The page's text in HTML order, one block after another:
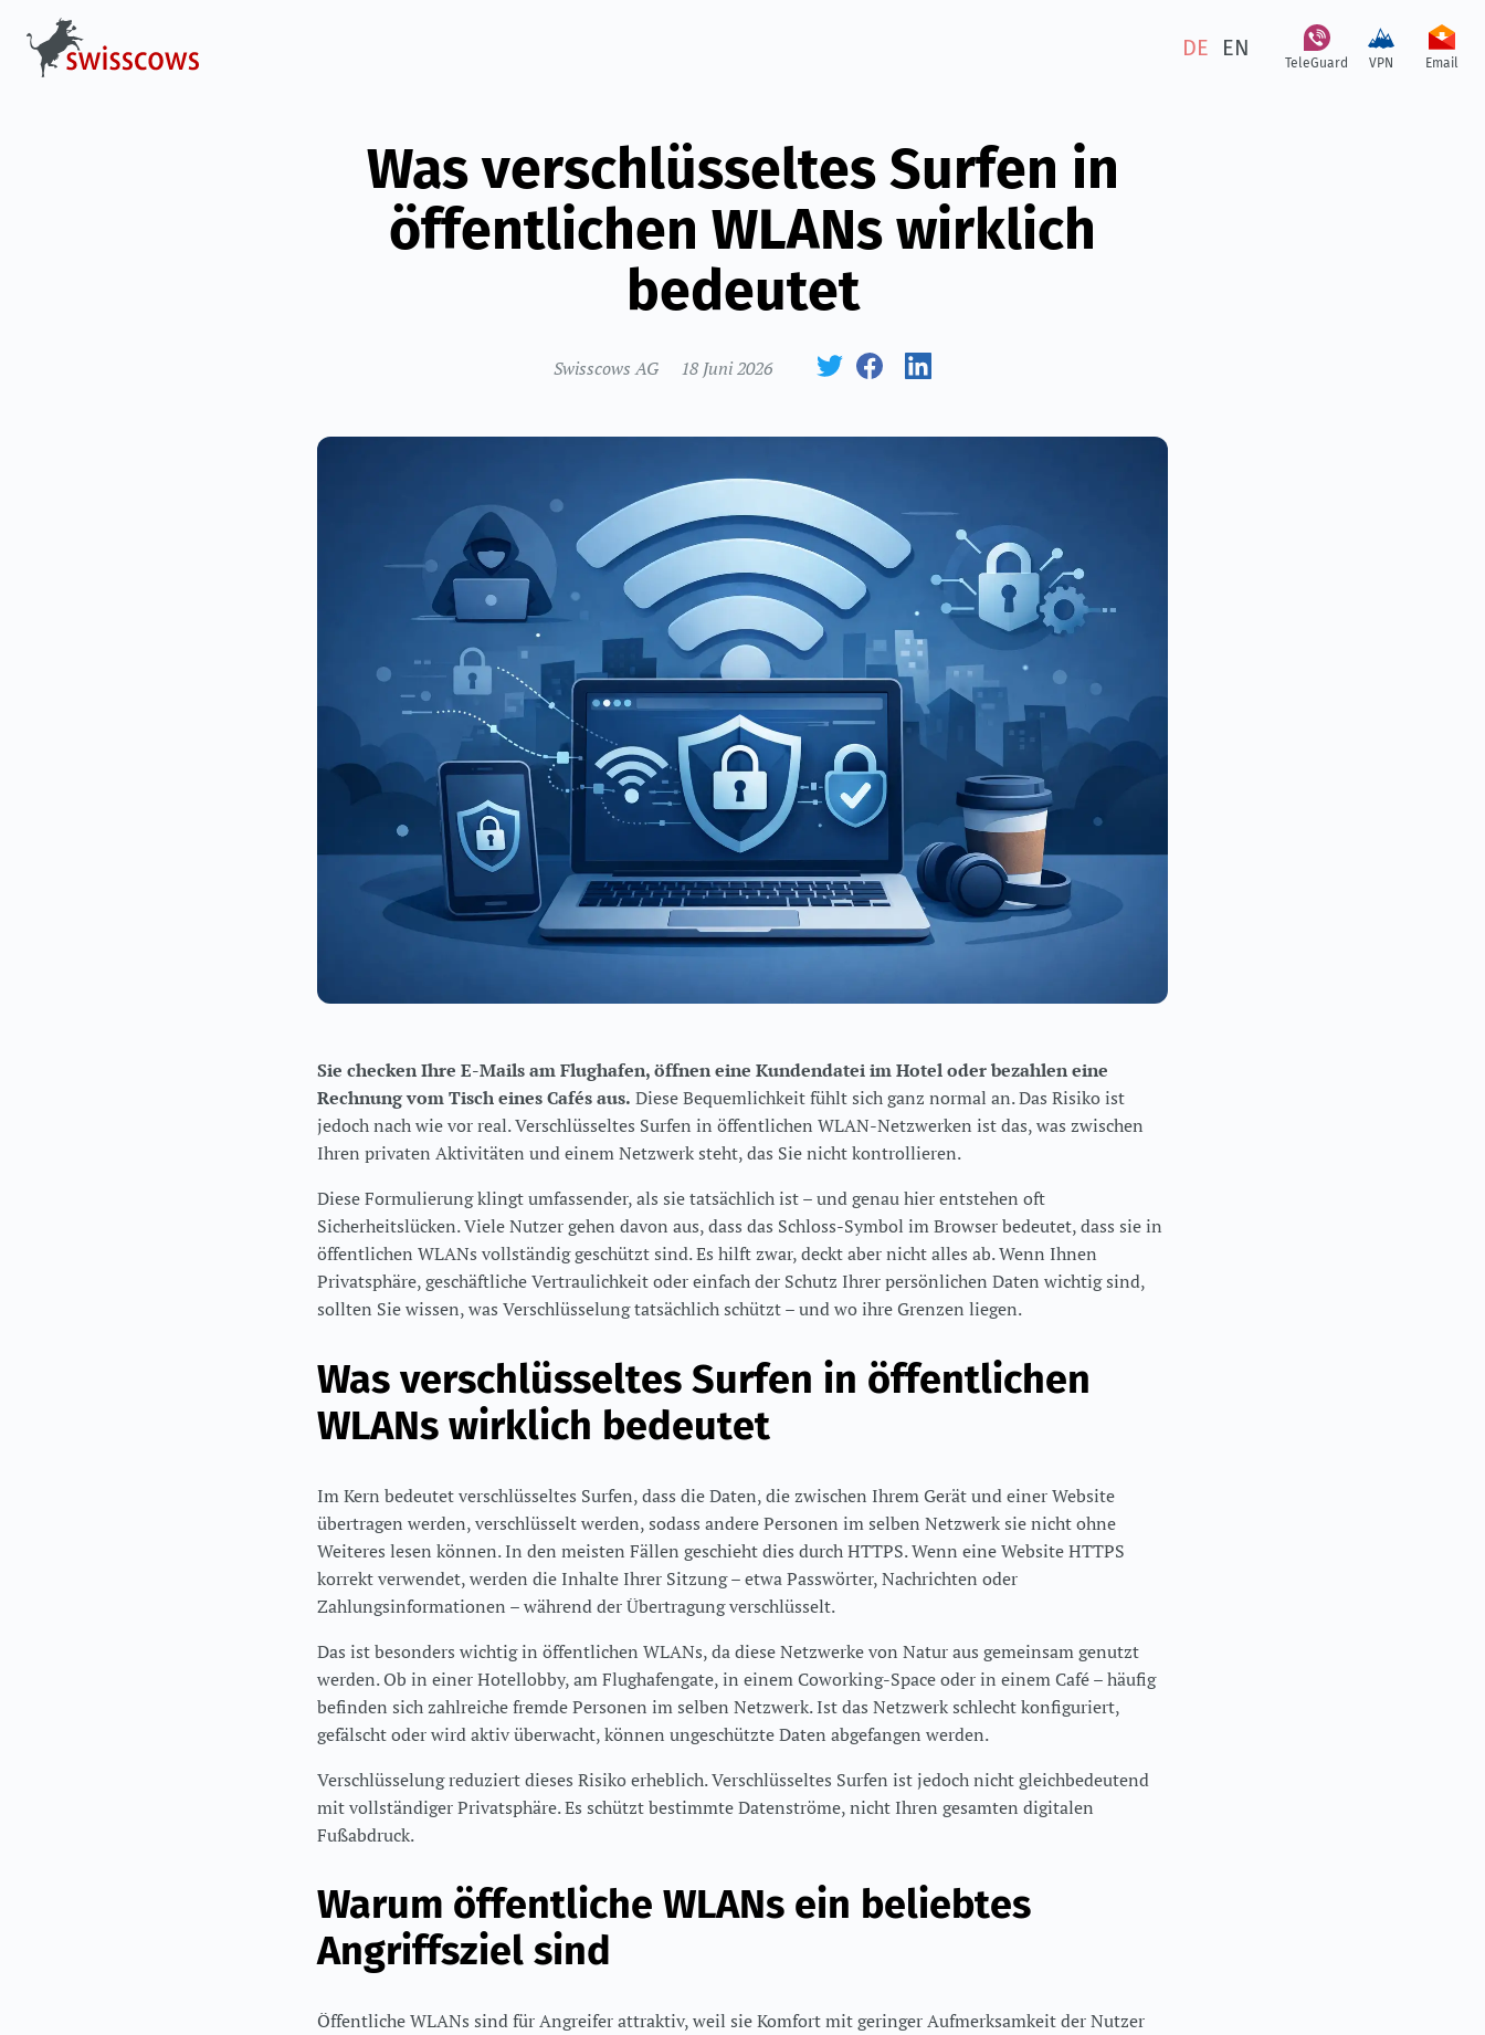
DE EN
TeleGuard VPN Email
Was verschlüsseltes Surfen in
öffentlichen WLANs wirklich
bedeutet
Swisscows AG 18 Juni 2026
Sie checken Ihre E-Mails am Flughafen, öffnen eine Kundendatei im Hotel oder bezahlen eine
Rechnung vom Tisch eines Cafés aus. Diese Bequemlichkeit fühlt sich ganz normal an. Das Risiko ist
jedoch nach wie vor real. Verschlüsseltes Surfen in öffentlichen WLAN-Netzwerken ist das, was zwischen
Ihren privaten Aktivitäten und einem Netzwerk steht, das Sie nicht kontrollieren.
Diese Formulierung klingt umfassender, als sie tatsächlich ist – und genau hier entstehen oft
Sicherheitslücken. Viele Nutzer gehen davon aus, dass das Schloss-Symbol im Browser bedeutet, dass sie in
öffentlichen WLANs vollständig geschützt sind. Es hilft zwar, deckt aber nicht alles ab. Wenn Ihnen
Privatsphäre, geschäftliche Vertraulichkeit oder einfach der Schutz Ihrer persönlichen Daten wichtig sind,
sollten Sie wissen, was Verschlüsselung tatsächlich schützt – und wo ihre Grenzen liegen.
Was verschlüsseltes Surfen in öffentlichen
WLANs wirklich bedeutet
Im Kern bedeutet verschlüsseltes Surfen, dass die Daten, die zwischen Ihrem Gerät und einer Website
übertragen werden, verschlüsselt werden, sodass andere Personen im selben Netzwerk sie nicht ohne
Weiteres lesen können. In den meisten Fällen geschieht dies durch HTTPS. Wenn eine Website HTTPS
korrekt verwendet, werden die Inhalte Ihrer Sitzung – etwa Passwörter, Nachrichten oder
Zahlungsinformationen – während der Übertragung verschlüsselt.
Das ist besonders wichtig in öffentlichen WLANs, da diese Netzwerke von Natur aus gemeinsam genutzt
werden. Ob in einer Hotellobby, am Flughafengate, in einem Coworking-Space oder in einem Café – häufig
befinden sich zahlreiche fremde Personen im selben Netzwerk. Ist das Netzwerk schlecht konfiguriert,
gefälscht oder wird aktiv überwacht, können ungeschützte Daten abgefangen werden.
Verschlüsselung reduziert dieses Risiko erheblich. Verschlüsseltes Surfen ist jedoch nicht gleichbedeutend
mit vollständiger Privatsphäre. Es schützt bestimmte Datenströme, nicht Ihren gesamten digitalen
Fußabdruck.
Warum öffentliche WLANs ein beliebtes
Angriffsziel sind
Öffentliche WLANs sind für Angreifer attraktiv, weil sie Komfort mit geringer Aufmerksamkeit der Nutzer